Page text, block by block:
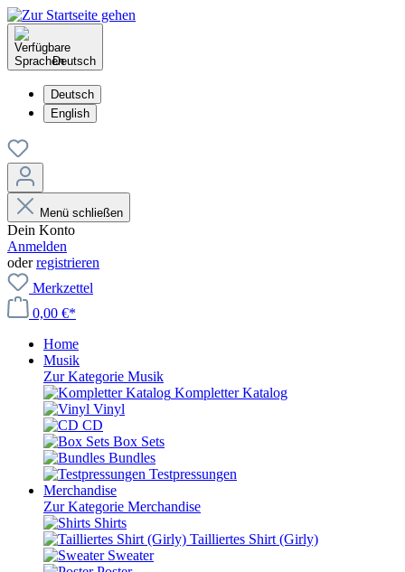
Deutsch
Deutsch
English
Menü schließen
Dein Konto
Anmelden
oderregistrieren
Merkzettel
0,00 €*
Home
Musik
Zur Kategorie Musik
Kompletter Katalog
Vinyl
CD
Box Sets
Bundles
Testpressungen
Merchandise
Zur Kategorie Merchandise
Shirts
Tailliertes Shirt (Girly)
Sweater